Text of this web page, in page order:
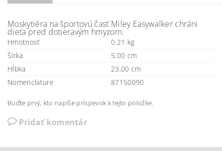
Moskytiéra na športovú časť Miley Easywalker chráni
dieťa pred dotieravým hmyzom.
Hmotnosť
0.21 kg
Šírka
5,00 cm
Hĺbka
23,00 cm
Nomenclature
87150090
Buďte prvý, kto napíše príspevok k tejto položke.
Pridať komentár